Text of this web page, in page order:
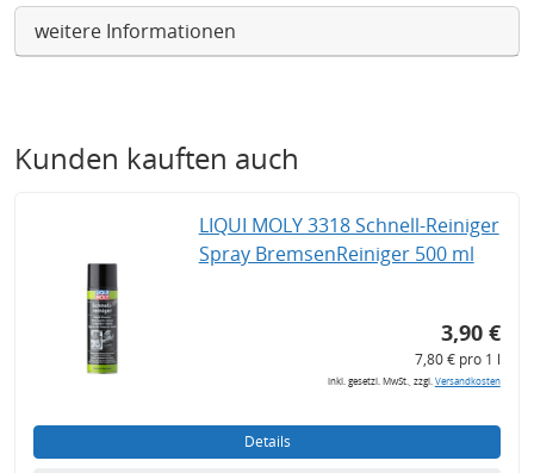
weitere Informationen
Kunden kauften auch
LIQUI MOLY 3318 Schnell-Reiniger
Spray BremsenReiniger 500 ml
3,90 €
7,80 € pro 1 l
inkl. gesetzl. MwSt., zzgl.Versandkosten
Details